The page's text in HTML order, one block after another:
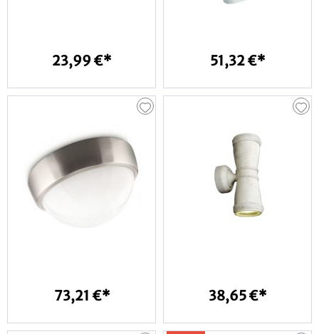
23,99 €* 51,32 €*
73,21 €* 38,65 €*